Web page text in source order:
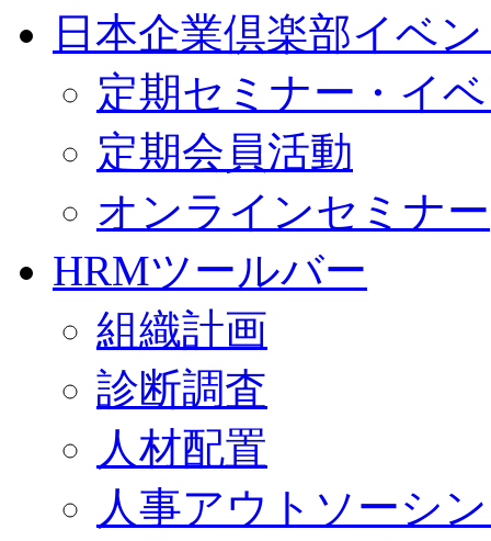
日本企業倶楽部イベ
定期セミナー・イ
定期会員活動
オンラインセミナー
HRMツールバー
組織計画
診断調査
人材配置
人事アウトソーシ